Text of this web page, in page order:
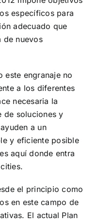
específicos para
adecuado que
de nuevos
este engranaje no
a los diferentes
necesaria la
de soluciones y
a un
y eficiente posible
aquí donde entra
el principio como
en este campo de
El actual Plan